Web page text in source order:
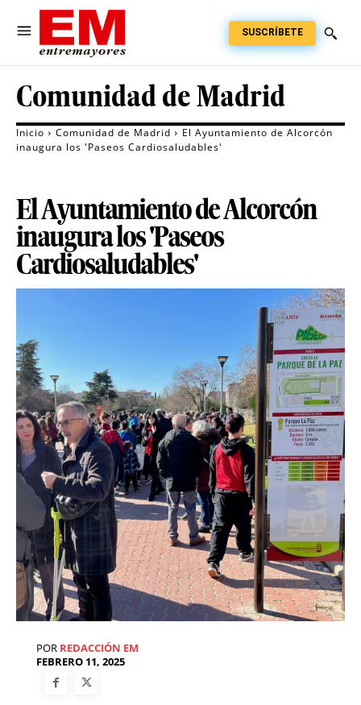
SUSCRÍBETE
Comunidad de Madrid
Inicio Comunidad de Madrid
El Ayuntamiento de Alcorcón
inaugura los 'Paseos Cardiosaludables'
El Ayuntamiento de Alcorcón
inaugura los 'Paseos
Cardiosaludables'
POR REDACCIÓN EM
FEBRERO 11, 2025